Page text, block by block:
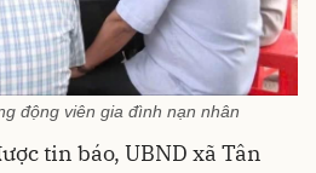
động viên gia đình nạn nhân
tin báo, UBND xã Tân